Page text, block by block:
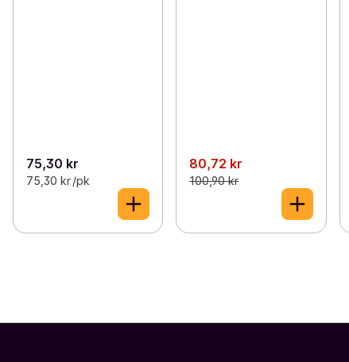
75,30 kr
75,30 kr /pk
80,72 kr
100,90 kr